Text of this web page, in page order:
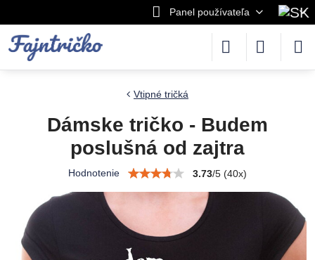
Panel používateľa
Vtipné tričká
Dámske tričko - Budem
poslušná od zajtra
Hodnotenie 3.73/5 (40x)